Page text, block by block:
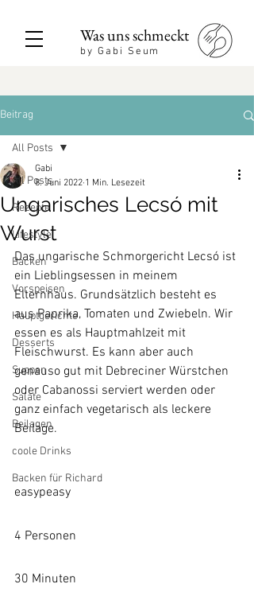
Was uns schmeckt
by Gabi Seum
Beitrag
All Posts
Rezepte
Lifestyle
Backen
Vorspeisen
Hauptgerichte
Desserts
Suppen
Salate
Beilagen
coole Drinks
Backen für Richard
All Posts
Ungarisches Lecsó mit
Wurst
Gabi
8. Juni 2022 1 Min. Lesezeit
Das ungarische Schmorgericht Lecsó ist
ein Lieblingsessen in meinem
Elternhaus. Grundsätzlich besteht es
aus Paprika, Tomaten und Zwiebeln. Wir
essen es als Hauptmahlzeit mit
Fleischwurst. Es kann aber auch
genauso gut mit Debreciner Würstchen
oder Cabanossi serviert werden oder
ganz einfach vegetarisch als leckere
Beilage.
easypeasy
4 Personen
30 Minuten